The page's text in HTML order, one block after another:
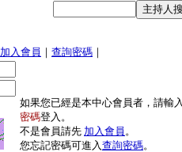
加入會員 ｜ 查詢密碼 ｜
如果您已經是本中心會員者，請輸
密碼登入。
不是會員請先 加入會員 。
您忘記密碼可進入查詢密碼。